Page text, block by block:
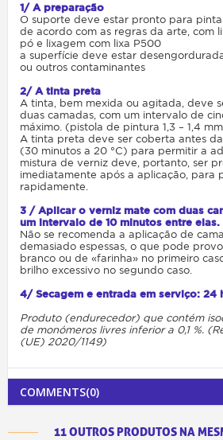
1/ A preparação
O suporte deve estar pronto para
de acordo com as regras da arte, com
pó e lixagem com lixa P500
a superfície deve estar
ou outros contaminantes
2/ A tinta preta
A tinta, bem mexida ou agitada, deve
duas camadas, com um intervalo de
máximo. (pistola de pintura 1,3 – 1,4
A tinta preta deve ser coberta antes
(30 minutos a 20 °C) para permitir a
mistura de verniz deve, portanto, ser
imediatamente após a aplicação, para
rapidamente.
3 / Aplicar o verniz mate com duas
um intervalo de 10 minutos entre elas.
Não se recomenda a aplicação de
demasiado espessas, o que pode
branco ou de «farinha» no primeiro
brilho excessivo no segundo caso.
4/ Secagem e entrada em serviço: 24
Produto (endurecedor) que contém
de monómeros livres inferior a 0,1 %.
(UE) 2020/1149)
COMMENTS(0)
11 OUTROS PRODUTOS NA